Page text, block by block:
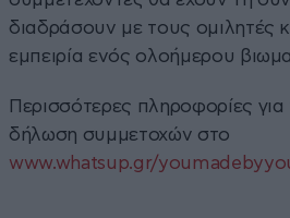
διαδράσουν με τους ομιλητές
εμπειρία ενός ολοήμερου
Περισσότερες πληροφορίες
δήλωση συμμετοχών στο
www.whatsup.gr/